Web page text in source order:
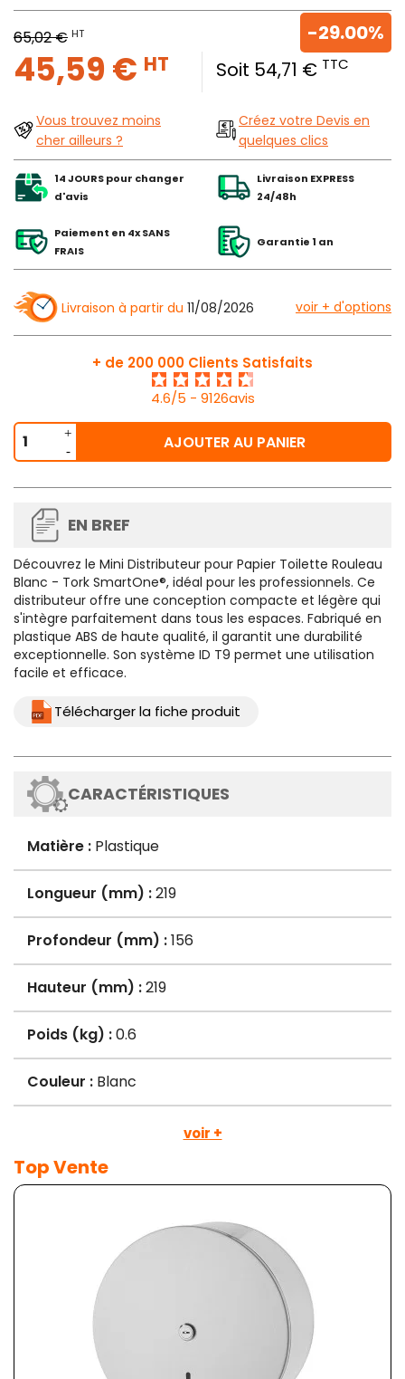
65,02 € HT
45,59 € HT Soit 54,71 € TTC
-29.00%
Vous trouvez moins
cher ailleurs ?
Créez votre Devis en
quelques clics
14 JOURS pour changer
d'avis
Livraison EXPRESS
24/48h
Paiement en 4x SANS
FRAIS
Garantie 1 an
Livraison à partir du 11/08/2026 voir + d'options
+ de 200 000 Clients Satisfaits
4.6/5 - 9126avis
AJOUTER AU PANIER
EN BREF
Découvrez le Mini Distributeur pour Papier Toilette Rouleau
Blanc - Tork SmartOne®, idéal pour les professionnels. Ce
distributeur offre une conception compacte et légère qui
s'intègre parfaitement dans tous les espaces. Fabriqué en
plastique ABS de haute qualité, il garantit une durabilité
exceptionnelle. Son système ID T9 permet une utilisation
facile et efficace.
Télécharger la fiche produit
CARACTÉRISTIQUES
Matière : Plastique
Longueur (mm) :219
Profondeur (mm) :156
Hauteur (mm) :219
Poids (kg) :0.6
Couleur : Blanc
voir +
Top Vente